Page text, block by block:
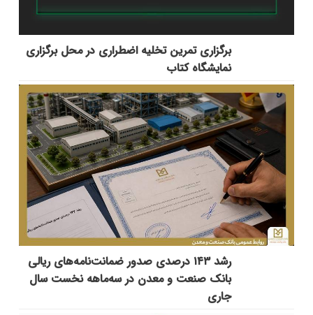
برگزاری تمرین تخلیه اضطراری در محل برگزاری
نمایشگاه کتاب
رشد ۱۴۳ درصدی صدور ضمانت‌نامه‌های ریالی
بانک صنعت و معدن در سه‌ماهه نخست سال
جاری